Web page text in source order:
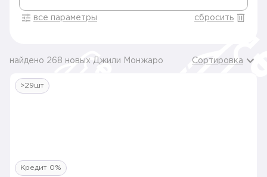
все параметры сбросить
найдено 268 новых Джили Монжаро Сортировка
>29шт
Кредит 0%